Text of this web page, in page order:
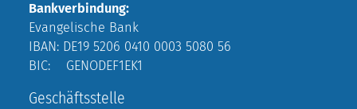
Bankverbindung:
Evangelische Bank
IBAN: DE19 5206 0410 0003 5080 56
BIC: GENODEF1EK1
Geschäftsstelle